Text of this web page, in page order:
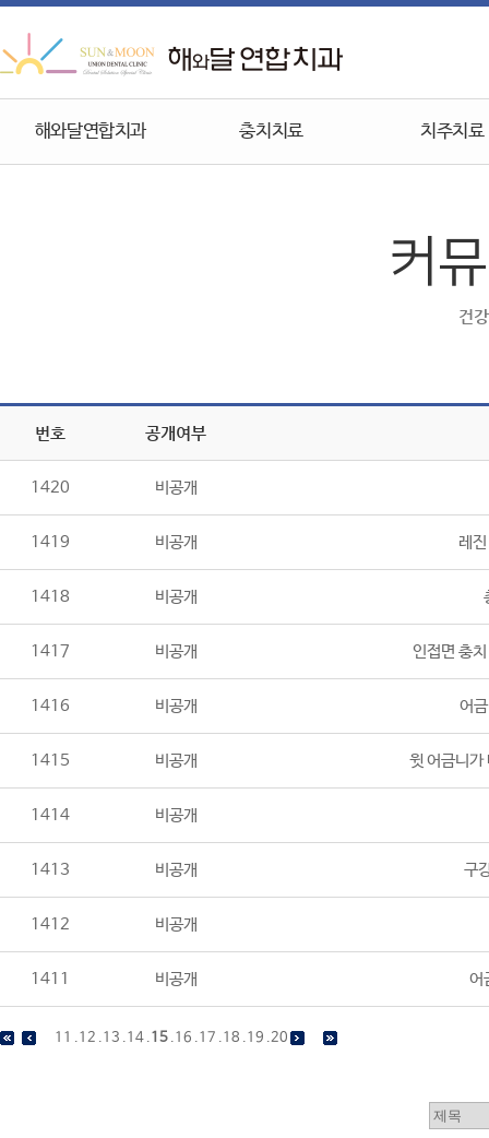
해와달연합치과 충치치료 치주치료
커
건
번호 공개여부
1420 비공개
1419 비공개 레
1418 비공개
1417 비공개 인접면 충
1416 비공개 어
1415 비공개 윗 어금니가
1414 비공개
1413 비공개 구
1412 비공개
1411 비공개 어
11 .12 .13 .14 .15 .16 .17 .18 .19 .20